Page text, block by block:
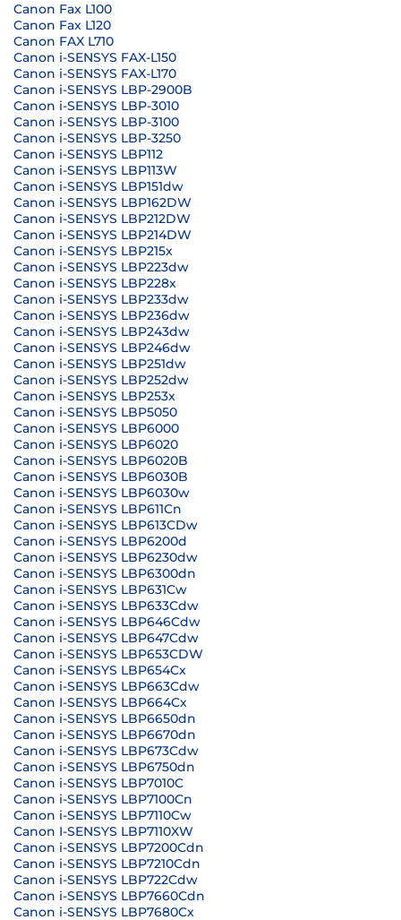
Canon Fax L100
Canon Fax L120
Canon FAX L710
Canon i-SENSYS FAX-L150
Canon i-SENSYS FAX-L170
Canon i-SENSYS LBP-2900B
Canon i-SENSYS LBP-3010
Canon i-SENSYS LBP-3100
Canon i-SENSYS LBP-3250
Canon i-SENSYS LBP112
Canon i-SENSYS LBP113W
Canon i-SENSYS LBP151dw
Canon i-SENSYS LBP162DW
Canon i-SENSYS LBP212DW
Canon i-SENSYS LBP214DW
Canon i-SENSYS LBP215x
Canon i-SENSYS LBP223dw
Canon i-SENSYS LBP228x
Canon i-SENSYS LBP233dw
Canon i-SENSYS LBP236dw
Canon i-SENSYS LBP243dw
Canon i-SENSYS LBP246dw
Canon i-SENSYS LBP251dw
Canon i-SENSYS LBP252dw
Canon i-SENSYS LBP253x
Canon i-SENSYS LBP5050
Canon i-SENSYS LBP6000
Canon i-SENSYS LBP6020
Canon i-SENSYS LBP6020B
Canon i-SENSYS LBP6030B
Canon i-SENSYS LBP6030w
Canon i-SENSYS LBP611Cn
Canon i-SENSYS LBP613CDw
Canon i-SENSYS LBP6200d
Canon i-SENSYS LBP6230dw
Canon i-SENSYS LBP6300dn
Canon i-SENSYS LBP631Cw
Canon i-SENSYS LBP633Cdw
Canon i-SENSYS LBP646Cdw
Canon i-SENSYS LBP647Cdw
Canon i-SENSYS LBP653CDW
Canon i-SENSYS LBP654Cx
Canon i-SENSYS LBP663Cdw
Canon I-SENSYS LBP664Cx
Canon i-SENSYS LBP6650dn
Canon i-SENSYS LBP6670dn
Canon i-SENSYS LBP673Cdw
Canon i-SENSYS LBP6750dn
Canon i-SENSYS LBP7010C
Canon i-SENSYS LBP7100Cn
Canon i-SENSYS LBP7110Cw
Canon I-SENSYS LBP7110XW
Canon i-SENSYS LBP7200Cdn
Canon i-SENSYS LBP7210Cdn
Canon i-SENSYS LBP722Cdw
Canon i-SENSYS LBP7660Cdn
Canon i-SENSYS LBP7680Cx